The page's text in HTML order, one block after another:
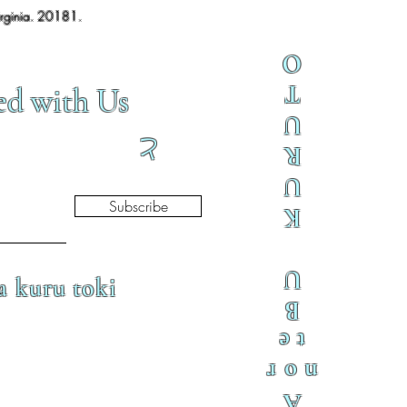
20181.
with Us
と
Subscribe
kuru toki
nor
te
B
U
K
U
R
U
T
O